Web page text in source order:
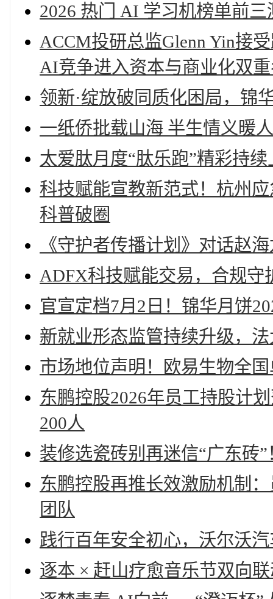
2026 热门 AI 学习机榜单前
ACCM投研总监Glenn Yin接
AI竞争进入资本与商业化双
领新·绽放破同质化困局，锦
一纸侨批载山海 半生情义暖
太爱肽月度“肽乐跑”精彩持续
科技赋能宣教新范式！杭州
科普破圈
《守护者传播计划》对话赵
ADFX科技赋能交易，合规守
官宣定档7月2日！锦华月饼
新就业形态监管持续升级，
市场地位声明！欧易生物全
东鹏控股2026年员工持股计
200人
装修选瓷砖别再迷信“广东砖
东鹏控股再推长效激励机制
团队
践行百年安全初心，沃尔沃
逐本 × 赶山疗愈音乐节双向